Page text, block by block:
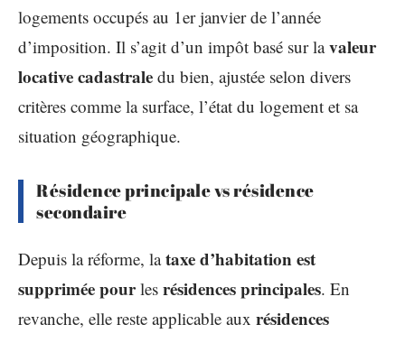
logements occupés au 1er janvier de l’année
d’imposition. Il s’agit d’un impôt basé sur lavaleur
locative cadastrale du bien, ajustée selon divers
critères comme la surface, l’état du logement et sa
situation géographique.
Résidence principale vs résidence
secondaire
Depuis la réforme, lataxe d’habitation est
supprimée pourles résidences principales. En
revanche, elle reste applicable aux résidences